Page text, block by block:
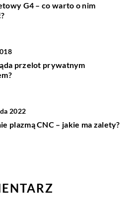
G4 – co warto o nim
przelot prywatnym
2022
plazmą CNC – jakie ma zalety?